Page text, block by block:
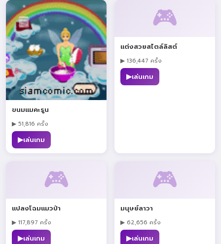
ขนมแมคะรูน
▶ 51,816 ครั้ง
▶เล่นเกม
🎮
แต่งสวยสไตล์ลิสต์
▶ 136,447 ครั้ง
▶เล่นเกม
🎮
แปลงโฉมแมวป่า
▶ 117,897 ครั้ง
▶เล่นเกม
🎮
มนุษย์ลาวา
▶ 62,656 ครั้ง
▶เล่นเกม